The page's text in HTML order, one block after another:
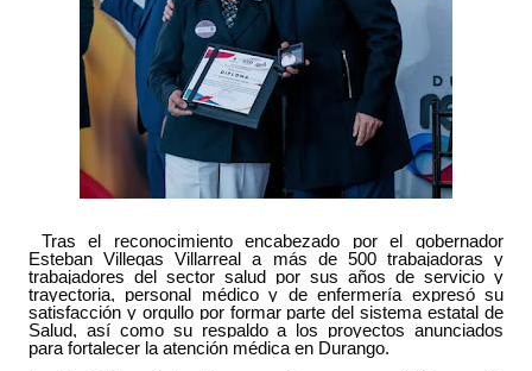
Tras el reconocimiento encabezado por el gobernador
Esteban Villegas Villarreal a más de 500 trabajadoras y
trabajadores del sector salud por sus años de servicio y
trayectoria, personal médico y de enfermería expresó su
satisfacción y orgullo por formar parte del sistema estatal de
Salud, así como su respaldo a los proyectos anunciados
para fortalecer la atención médica en Durango.